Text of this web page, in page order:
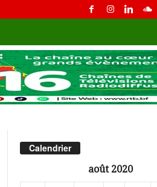
Calendrier
août 2020